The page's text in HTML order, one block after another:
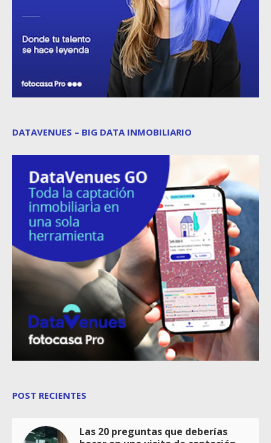
DATAVENUES – BIG DATA INMOBILIARIO
POST RECIENTES
Las 20 preguntas que deberías